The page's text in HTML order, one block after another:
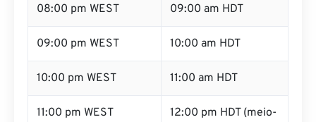
08:00 pm WEST 09:00 am HDT
09:00 pm WEST 10:00 am HDT
10:00 pm WEST 11:00 am HDT
11:00 pm WEST
12:00 pm HDT (meio-